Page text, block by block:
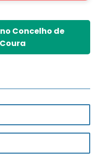
Concelho de